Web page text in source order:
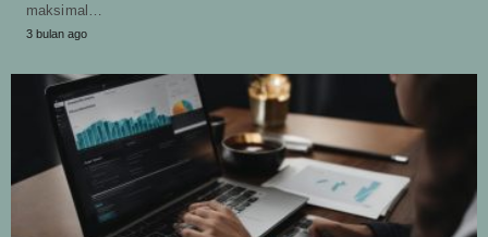
maksimal…
3 bulan ago